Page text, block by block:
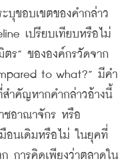
ะบุขอบเขตของคำกล่าว
เปรียบเทียบหรือไม่
ร” ขององค์กรวัดจาก
to what?” มีคำ
ำคัญหากคำกล่าวอ้างนี้
ชอาณาจักร หรือ
อนเดิมหรือไม่
ในยุคที่
การคิดเพียงว่าตลาดใน